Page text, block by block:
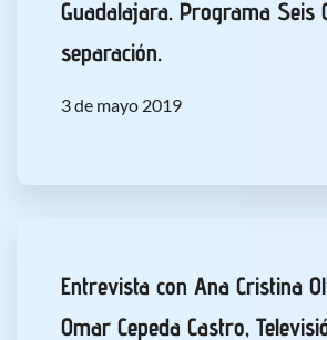
Guadalajara. Programa Seis
separación.
3 de mayo 2019
Entrevista con Ana Cristina
Omar Cepeda Castro,